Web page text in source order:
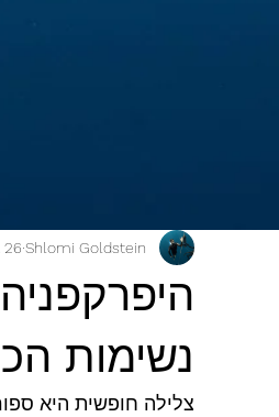
נשימות
Shlomi Goldstein 26 בנוב׳ 2024
צלילה חופשית היא